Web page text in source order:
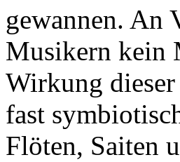
gewannen. An
Musikern kein
Wirkung
fast
Flöten, Saiten